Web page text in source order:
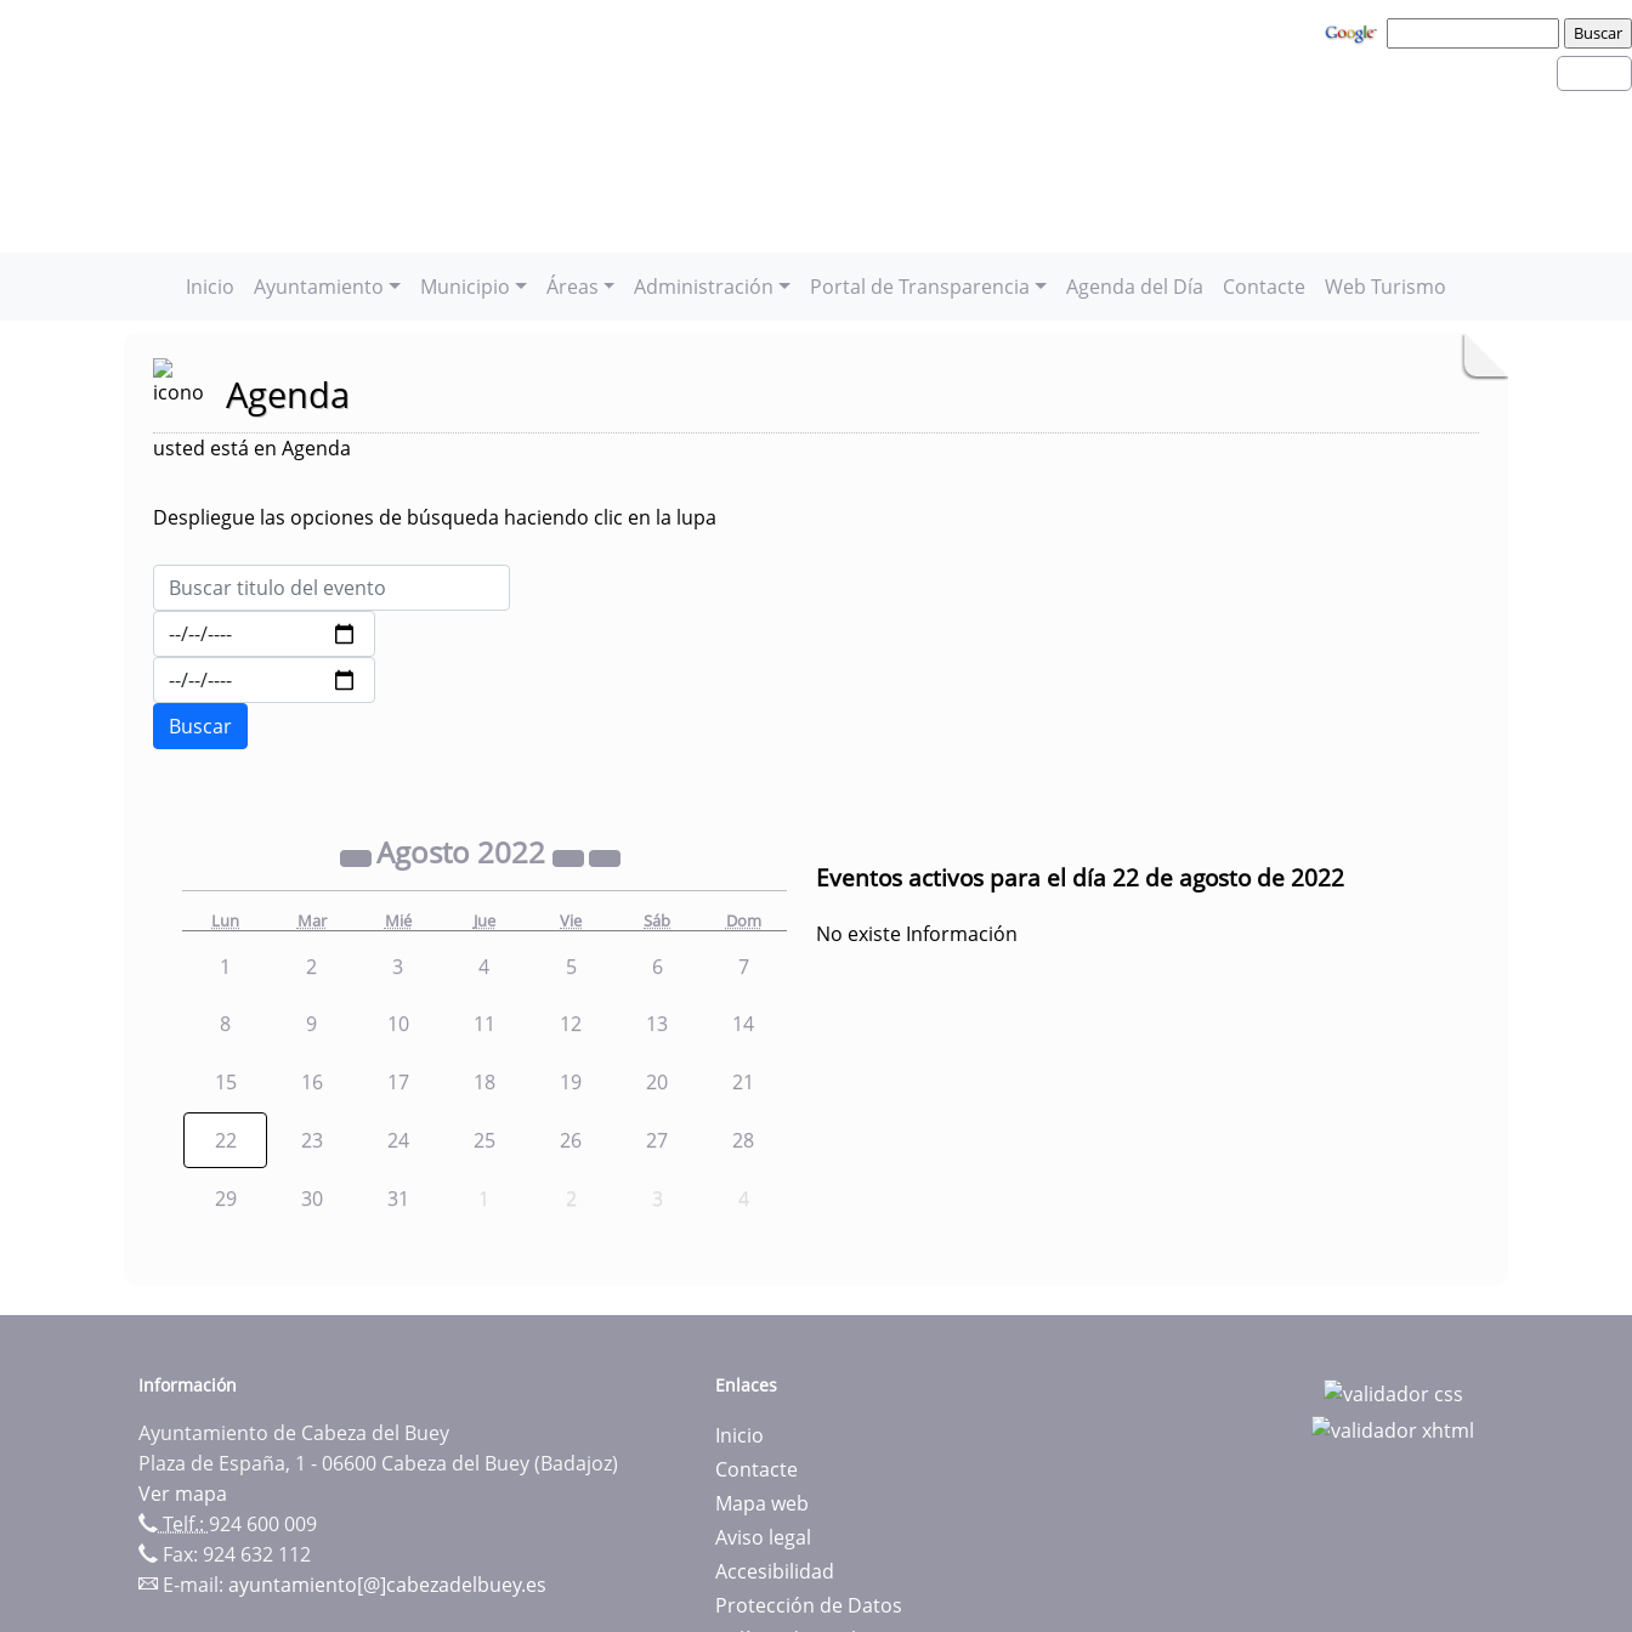
Inicio Ayuntamiento Municipio Áreas Administración Portal de Transparencia Agenda del Día Contacte Web Turismo
Agenda
usted está en Agenda
Despliegue las opciones de búsqueda haciendo clic en la lupa
Agosto 2022
Lun Mar Mié Jue Vie Sáb Dom
1 2 3 4 5 6 7
8 9 10 11 12 13 14
15 16 17 18 19 20 21
22 23 24 25 26 27 28
29 30 31 1 2 3 4
Eventos activos para el día 22 de agosto de 2022
No existe Información
Información
Ayuntamiento de Cabeza del Buey
Plaza de España, 1 - 06600 Cabeza del Buey (Badajoz)
Ver mapa
Telf.: 924 600 009
Fax: 924 632 112
E-mail: ayuntamiento[@]cabezadelbuey.es
Enlaces
Inicio
Contacte
Mapa web
Aviso legal
Accesibilidad
Protección de Datos